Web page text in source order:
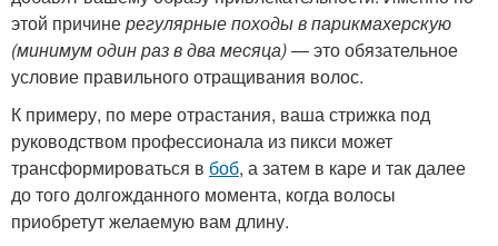
этой причинерегулярные походы в парикмахерскую
(минимум один раз в два месяца)— это обязательное
условие правильного отращивания волос.
К примеру, по мере отрастания, ваша стрижка под
руководством профессионала из пикси может
трансформироваться в боб, а затем в каре и так далее
до того долгожданного момента, когда волосы
приобретут желаемую вам длину.